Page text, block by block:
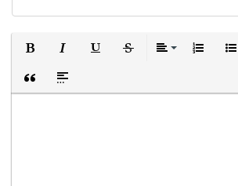
Вставка цитаты
Вставка спойлера